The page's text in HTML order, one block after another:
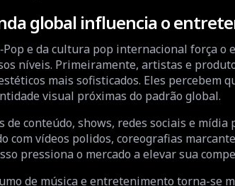
global influencia o
e da cultura pop internacional força
níveis. Primeiramente, artistas e
mais sofisticados. Eles percebem
visual próximas do padrão global.
de conteúdo, shows, redes sociais e
com vídeos polidos, coreografias
pressiona o mercado a elevar sua
de música e entretenimento torna-se